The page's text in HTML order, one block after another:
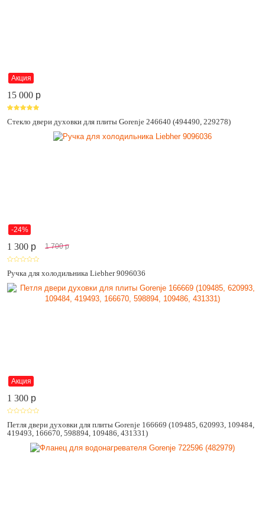
Акция
15 000 p
Стекло двери духовки для плиты Gorenje 246640 (494490, 229278)
-24%
1 300 p 1 700 p
Ручка для холодильника Liebher 9096036
Акция
1 300 p
Петля двери духовки для плиты Gorenje 166669 (109485, 620993, 109484,
419493, 166670, 598894, 109486, 431331)